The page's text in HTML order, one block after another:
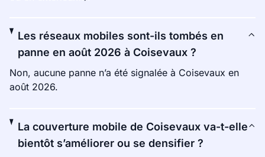
Les réseaux mobiles sont-ils tombés en
panne en août 2026 à Coisevaux ?
Non, aucune panne n’a été signalée à Coisevaux en
août 2026.
La couverture mobile de Coisevaux va-t-elle
bientôt s’améliorer ou se densifier ?